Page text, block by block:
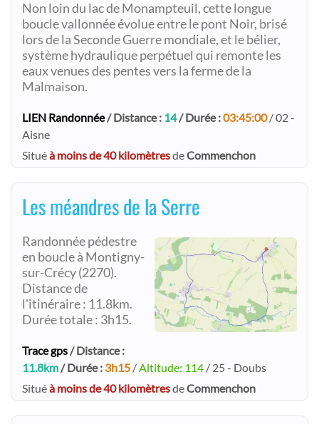
Non loin du lac de Monampteuil, cette longue
boucle vallonnée évolue entre le pont Noir, brisé
lors de la Seconde Guerre mondiale, et le bélier,
système hydraulique perpétuel qui remonte les
eaux venues des pentes vers la ferme de la
Malmaison.
LIEN Randonnée/ Distance : 14/ Durée :03:45:00/ 02 -
Aisne
Situéà moins de 40 kilomètresdeCommenchon
Les méandres de la Serre
Randonnée pédestre
en boucle à Montigny-
sur-Crécy (2270).
Distance de
l'itinéraire : 11.8km.
Durée totale : 3h15.
Trace gps/ Distance :
11.8km/ Durée : 3h15 /Altitude: 114 / 25 - Doubs
Situéà moins de 40 kilomètresdeCommenchon